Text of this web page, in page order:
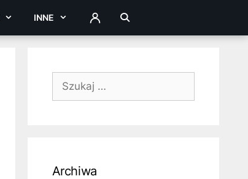
INNE ZALOGUJ
Szukaj:
Archiwa